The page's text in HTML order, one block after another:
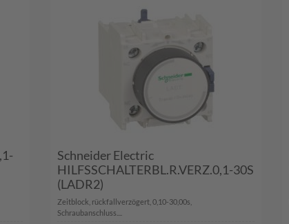
Schneider Electric
HILFSSCHALTERBL.R.VERZ.0,1-30S
(LADR2)
Zeitblock, rückfallverzögert, 0,10-30,00s,
Schraubanschluss....